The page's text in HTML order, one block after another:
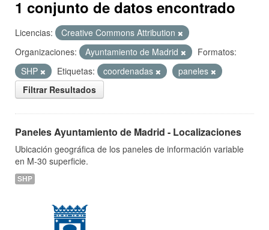
1 conjunto de datos encontrado
Licencias:
Creative Commons Attribution
Organizaciones:
Ayuntamiento de Madrid
Formatos:
SHP
Etiquetas: coordenadas
paneles
Filtrar Resultados
Paneles Ayuntamiento de Madrid - Localizaciones
Ubicación geográfica de los paneles de información variable
en M-30 superficie.
SHP